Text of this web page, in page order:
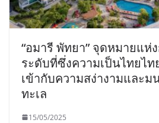
“อมารี พัทยา” จุดหมายแห่
ระดับที่ซึ่งความเป็นไทยไ
เข้ากับความสง่างามและม
ทะเล
15/05/2025